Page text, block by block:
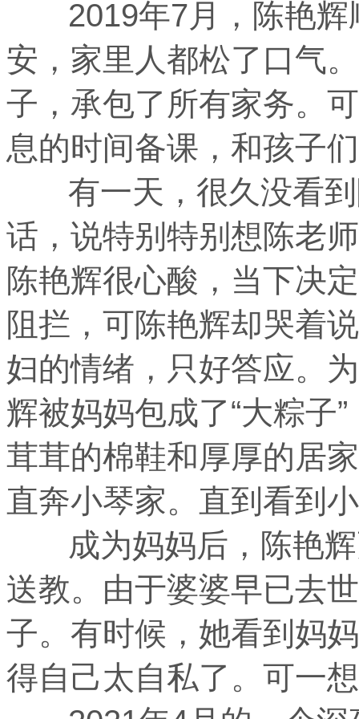
2019年7月，陈艳辉
安，家里人都松了口气
子，承包了所有家务。
息的时间备课，和孩子
有一天，很久没看到
话，说特别特别想陈老
陈艳辉很心酸，当下决
阻拦，可陈艳辉却哭着
妇的情绪，只好答应。
辉被妈妈包成了“大粽子
茸茸的棉鞋和厚厚的居
直奔小琴家。直到看到
成为妈妈后，陈艳辉
送教。由于婆婆早已去
子。有时候，她看到妈
得自己太自私了。可一